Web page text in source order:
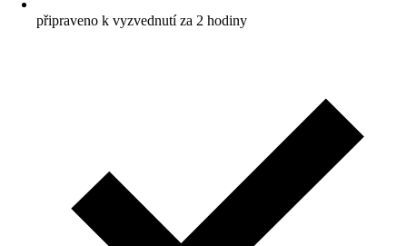
připraveno k vyzvednutí za 2 hodiny